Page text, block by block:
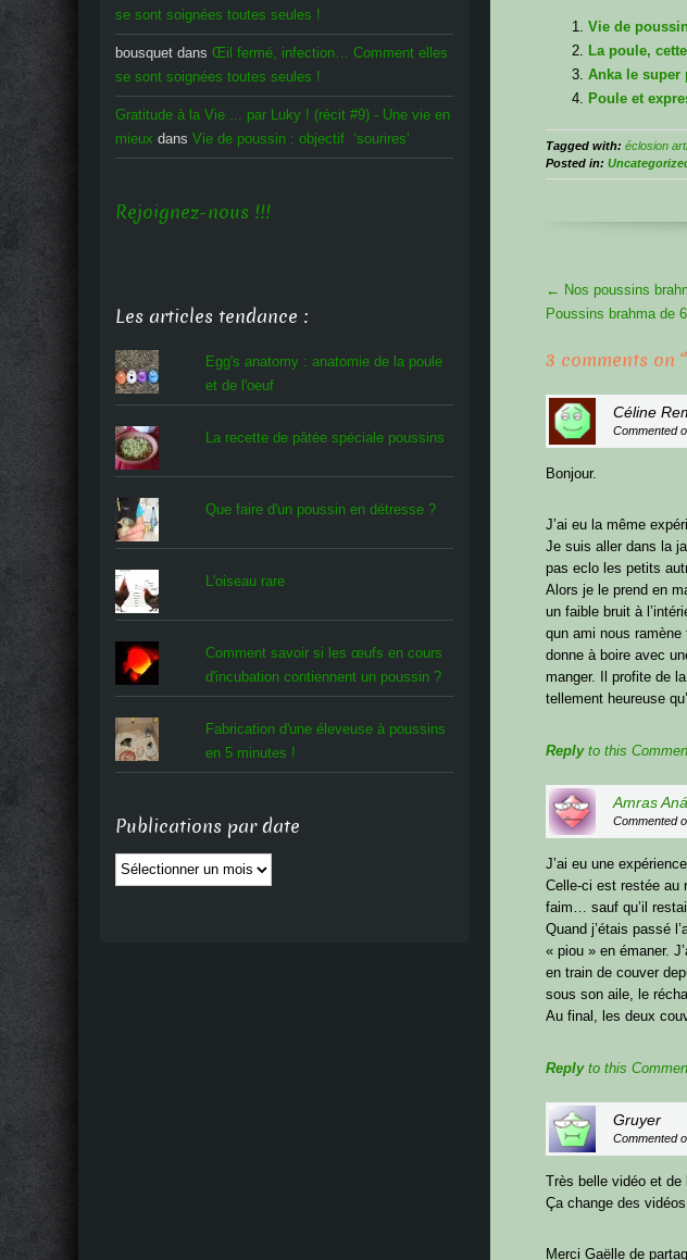
Vie de
La poule,
Anka le super
Poule et
Tagged with: éclosion
Posted in:
More
Articles
← Nos poussins
Poussins brahma de
3 comments on “
Céline
Commented
Bonjour.
J’ai eu la même
Je suis aller dans la
pas eclo les petits
Alors je le prend en
un faible bruit à
qun ami nous
donne à boire avec
manger. Il profite de
tellement heureuse
Replyto this
Amras
Commented
J’ai eu une
Celle-ci est restée au
faim… sauf qu’il
Quand j’étais passé
« piou » en émaner.
en train de couver
sous son aile, le
Au final, les deux
Replyto this
Gruyer
Commented
Très belle vidéo et de
Ça change des
Merci Gaëlle de
se sont soignées toutes seules !
bousquet dans Œil fermé, infection… Comment elles
se sont soignées toutes seules !
Gratitude à la Vie ... par Luky ! (récit #9) - Une vie en
mieux dans Vie de poussin : objectif ‘sourires’
Rejoignez-nous !!!
Les articles tendance :
Egg's anatomy : anatomie de la poule
et de l'oeuf
La recette de pâtée spéciale poussins
Que faire d'un poussin en détresse ?
L'oiseau rare
Comment savoir si les œufs en cours
d'incubation contiennent un poussin ?
Fabrication d'une éleveuse à poussins
en 5 minutes !
Publications par date
Publications
par